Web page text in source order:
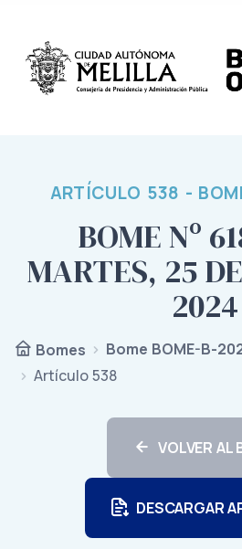
ARTÍCULO 538 -
BOME Nº
MARTES, 25
2024
Bomes
Bome BOME-B-
Artículo 538
VOLVER AL
DESCARGAR